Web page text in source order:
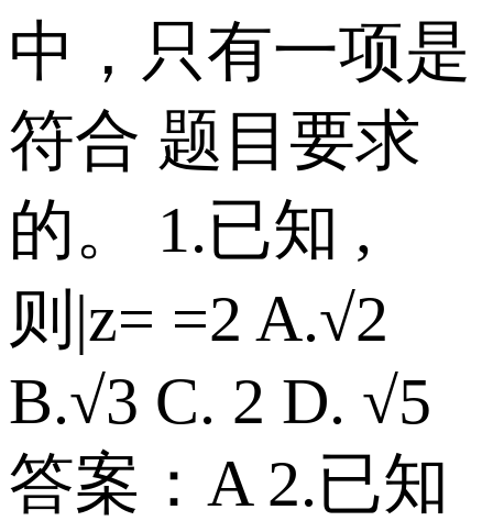
中，只有一项是
符合 题目要求
的。 1.已知 ,
则|z= =2 A.√2
B.√3 C. 2 D. √5
答案：A 2.已知